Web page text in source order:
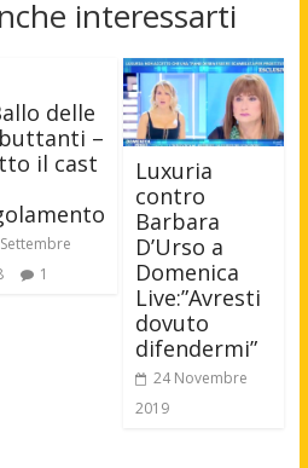
interessarti
delle
–
il cast
1
Luxuria
contro
Barbara
D’Urso a
Domenica
Live:”Avresti
dovuto
difendermi”
24 Novembre
2019